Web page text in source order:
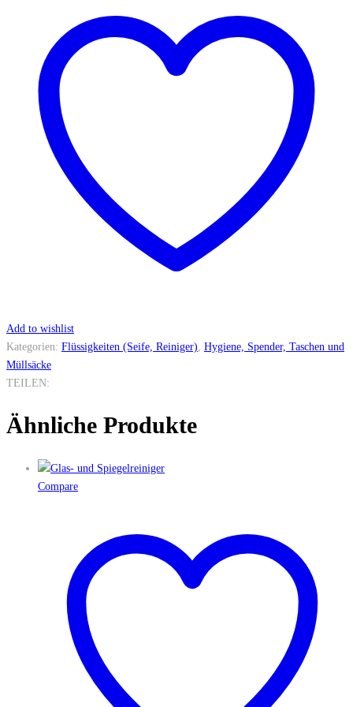
Add to wishlist
Kategorien: Flüssigkeiten (Seife, Reiniger) Hygiene, Spender, Taschen und
Müllsäcke
TEILEN:
Ähnliche Produkte
Compare